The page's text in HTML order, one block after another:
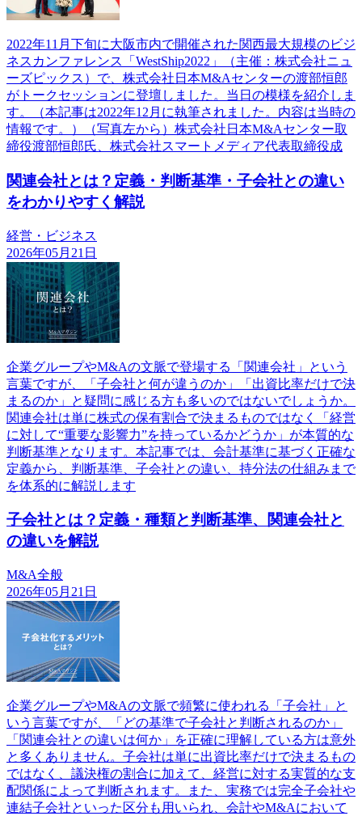
2022年11月下旬に大阪市内で開催された関西最大規模のビジ
ネスカンファレンス「WestShip2022」（主催：株式会社ニュ
ーズピックス）で、株式会社日本M&Aセンターの渡部恒郎
がトークセッションに登壇しました。当日の模様を紹介しま
す。（本記事は2022年12月に執筆されました。内容は当時の
情報です。）（写真左から）株式会社日本M&Aセンター取
締役渡部恒郎氏、株式会社スマートメディア代表取締役成
関連会社とは？定義・判断基準・子会社との違い
をわかりやすく解説
経営・ビジネス
2026年05月21日
企業グループやM&Aの文脈で登場する「関連会社」という
言葉ですが、「子会社と何が違うのか」「出資比率だけで決
まるのか」と疑問に感じる方も多いのではないでしょうか。
関連会社は単に株式の保有割合で決まるものではなく「経営
に対して“重要な影響力”を持っているかどうか」が本質的な
判断基準となります。本記事では、会計基準に基づく正確な
定義から、判断基準、子会社との違い、持分法の仕組みまで
を体系的に解説します
子会社とは？定義・種類と判断基準、関連会社と
の違いを解説
M&A全般
2026年05月21日
企業グループやM&Aの文脈で頻繁に使われる「子会社」と
いう言葉ですが、「どの基準で子会社と判断されるのか」
「関連会社との違いは何か」を正確に理解している方は意外
と多くありません。子会社は単に出資比率だけで決まるもの
ではなく、議決権の割合に加えて、経営に対する実質的な支
配関係によって判断されます。また、実務では完全子会社や
連結子会社といった区分も用いられ、会計やM&Aにおいて